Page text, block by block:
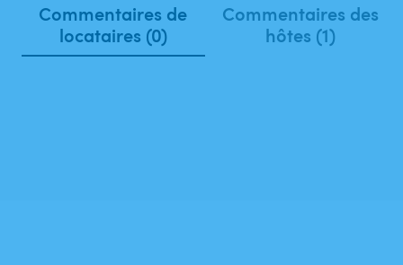
Commentaires de
locataires (0)
Commentaires des
hôtes (1)